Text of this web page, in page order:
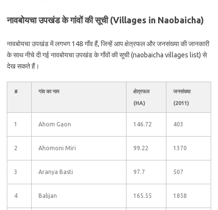
नावबोयचा उपखंड के गांवों की सूची (Villages in Naobaicha)
नावबोयचा उपखंड में लगभग 148 गाँव हैं, जिन्हें आप क्षेत्रफल और जनसंख्या की जानकारी
के साथ नीचे दी गई नावबोयचा उपखंड के गाँवों की सूची (naobaicha villages list) से
देख सकते हैं।
# गांव का नाम
क्षेत्रफल
(HA)
जनसंख्या
(2011)
1 Ahom Gaon 146.72 403
2 Ahomoni Miri 99.22 1370
3 Aranya Basti 97.7 507
4 Balijan 165.55 1858